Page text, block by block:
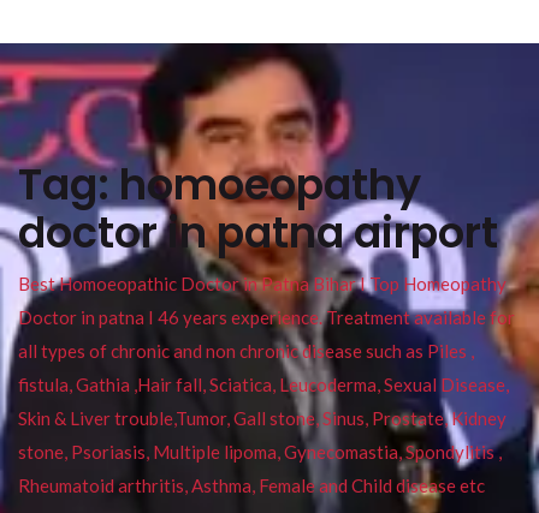
Tag:homoeopathy
doctor in patna airport
Best Homoeopathic Doctor in Patna Bihar I Top Homeopathy
Doctor in patna I 46 years experience. Treatment available for
all types of chronic and non chronic disease such as Piles ,
fistula, Gathia ,Hair fall, Sciatica, Leucoderma, Sexual Disease,
Skin & Liver trouble,Tumor, Gall stone, Sinus, Prostate, Kidney
stone, Psoriasis, Multiple lipoma, Gynecomastia, Spondylitis ,
Rheumatoid arthritis, Asthma, Female and Child disease etc